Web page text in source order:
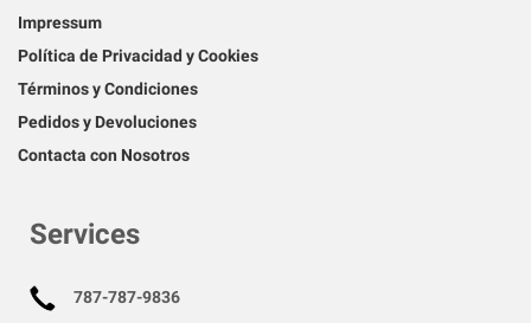
Impressum
Política de Privacidad y Cookies
Términos y Condiciones
Pedidos y Devoluciones
Contacta con Nosotros
Services
787-787-9836